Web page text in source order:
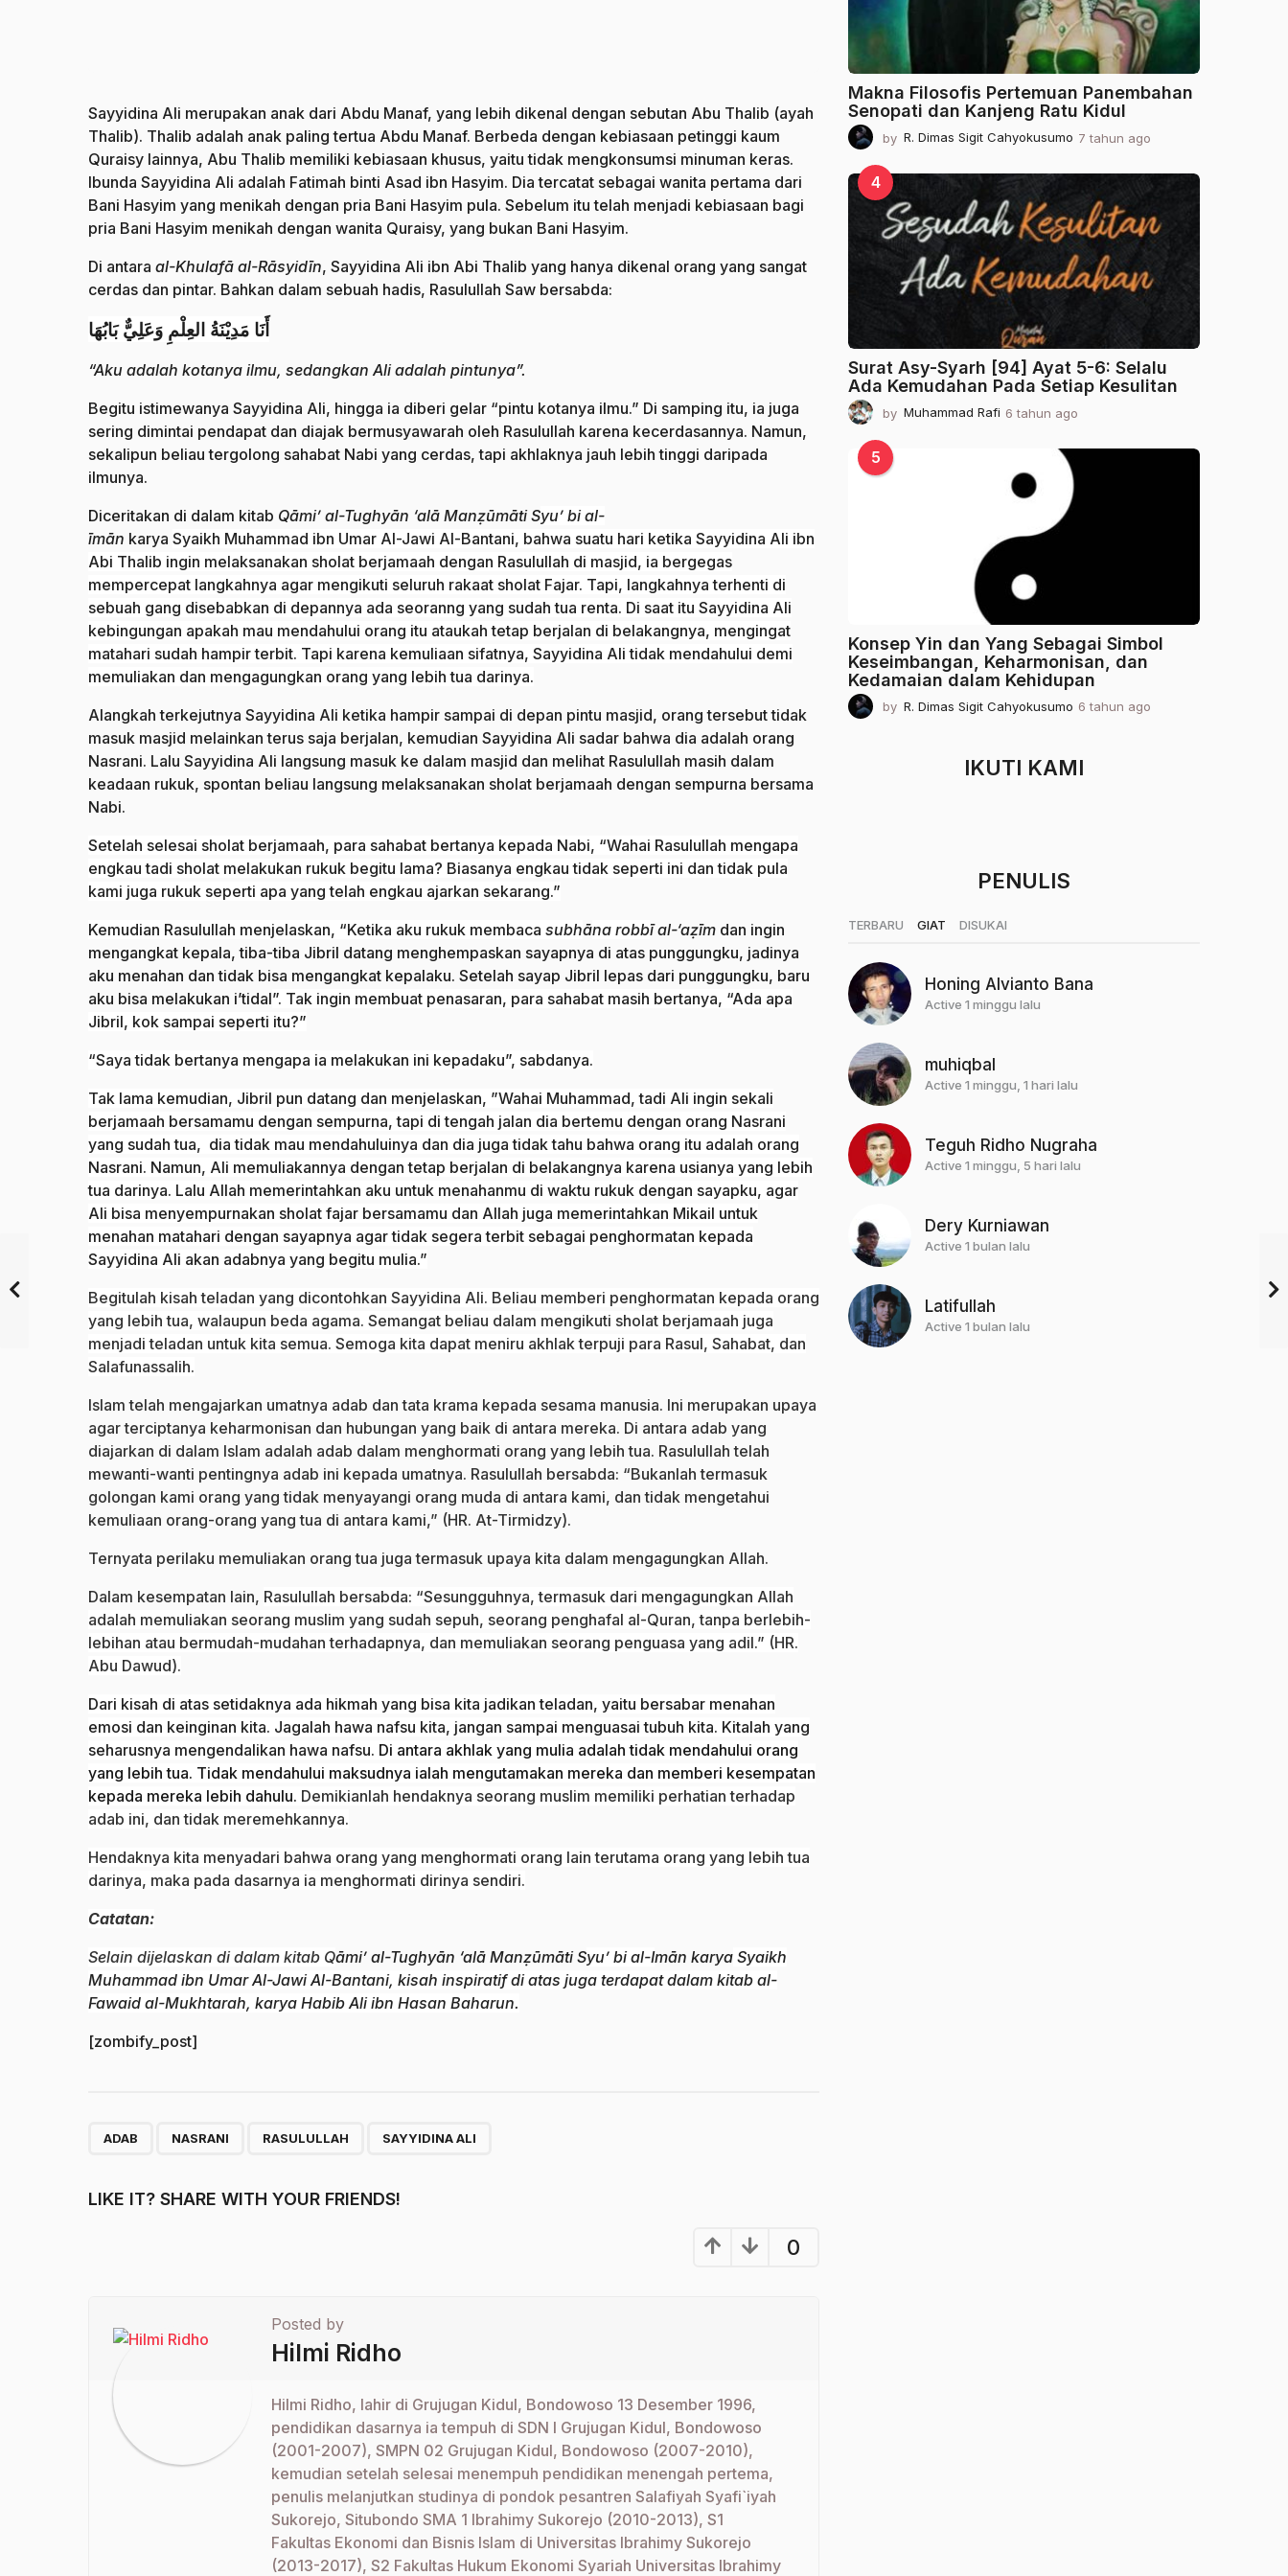
Sayyidina Ali merupakan anak dari Abdu Manaf, yang lebih dikenal dengan sebutan Abu Thalib (ayah
Thalib). Thalib adalah anak paling tertua Abdu Manaf. Berbeda dengan kebiasaan petinggi kaum
Quraisy lainnya, Abu Thalib memiliki kebiasaan khusus, yaitu tidak mengkonsumsi minuman keras.
Ibunda Sayyidina Ali adalah Fatimah binti Asad ibn Hasyim. Dia tercatat sebagai wanita pertama dari
Bani Hasyim yang menikah dengan pria Bani Hasyim pula. Sebelum itu telah menjadi kebiasaan bagi
pria Bani Hasyim menikah dengan wanita Quraisy, yang bukan Bani Hasyim.
Di antara al-Khulafā al-Rāsyidīn, Sayyidina Ali ibn Abi Thalib yang hanya dikenal orang yang sangat
cerdas dan pintar. Bahkan dalam sebuah hadis, Rasulullah Saw bersabda:
أَنَا مَدِيْنَةُ العِلْمِ وَعَلِيٌّ بَابُهَا
“Aku adalah kotanya ilmu, sedangkan Ali adalah pintunya”.
Begitu istimewanya Sayyidina Ali, hingga ia diberi gelar “pintu kotanya ilmu.” Di samping itu, ia juga
sering dimintai pendapat dan diajak bermusyawarah oleh Rasulullah karena kecerdasannya. Namun,
sekalipun beliau tergolong sahabat Nabi yang cerdas, tapi akhlaknya jauh lebih tinggi daripada
ilmunya.
Diceritakan di dalam kitab Qāmi’ al-Tughyān ‘alā Manẓūmāti Syu’ bi al-
īmān karya Syaikh Muhammad ibn Umar Al-Jawi Al-Bantani, bahwa suatu hari ketika Sayyidina Ali ibn
Abi Thalib ingin melaksanakan sholat berjamaah dengan Rasulullah di masjid, ia bergegas
mempercepat langkahnya agar mengikuti seluruh rakaat sholat Fajar. Tapi, langkahnya terhenti di
sebuah gang disebabkan di depannya ada seoranng yang sudah tua renta. Di saat itu Sayyidina Ali
kebingungan apakah mau mendahului orang itu ataukah tetap berjalan di belakangnya, mengingat
matahari sudah hampir terbit. Tapi karena kemuliaan sifatnya, Sayyidina Ali tidak mendahului demi
memuliakan dan mengagungkan orang yang lebih tua darinya.
Alangkah terkejutnya Sayyidina Ali ketika hampir sampai di depan pintu masjid, orang tersebut tidak
masuk masjid melainkan terus saja berjalan, kemudian Sayyidina Ali sadar bahwa dia adalah orang
Nasrani. Lalu Sayyidina Ali langsung masuk ke dalam masjid dan melihat Rasulullah masih dalam
keadaan rukuk, spontan beliau langsung melaksanakan sholat berjamaah dengan sempurna bersama
Nabi.
Setelah selesai sholat berjamaah, para sahabat bertanya kepada Nabi, “Wahai Rasulullah mengapa
engkau tadi sholat melakukan rukuk begitu lama? Biasanya engkau tidak seperti ini dan tidak pula
kami juga rukuk seperti apa yang telah engkau ajarkan sekarang.”
Kemudian Rasulullah menjelaskan, “Ketika aku rukuk membaca subhāna robbī al-‘aẓīm dan ingin
mengangkat kepala, tiba-tiba Jibril datang menghempaskan sayapnya di atas punggungku, jadinya
aku menahan dan tidak bisa mengangkat kepalaku. Setelah sayap Jibril lepas dari punggungku, baru
aku bisa melakukan i’tidal”. Tak ingin membuat penasaran, para sahabat masih bertanya, “Ada apa
Jibril, kok sampai seperti itu?”
“Saya tidak bertanya mengapa ia melakukan ini kepadaku”, sabdanya.
Tak lama kemudian, Jibril pun datang dan menjelaskan, ”Wahai Muhammad, tadi Ali ingin sekali
berjamaah bersamamu dengan sempurna, tapi di tengah jalan dia bertemu dengan orang Nasrani
yang sudah tua, dia tidak mau mendahuluinya dan dia juga tidak tahu bahwa orang itu adalah orang
Nasrani. Namun, Ali memuliakannya dengan tetap berjalan di belakangnya karena usianya yang lebih
tua darinya. Lalu Allah memerintahkan aku untuk menahanmu di waktu rukuk dengan sayapku, agar
Ali bisa menyempurnakan sholat fajar bersamamu dan Allah juga memerintahkan Mikail untuk
menahan matahari dengan sayapnya agar tidak segera terbit sebagai penghormatan kepada
Sayyidina Ali akan adabnya yang begitu mulia.”
Begitulah kisah teladan yang dicontohkan Sayyidina Ali. Beliau memberi penghormatan kepada orang
yang lebih tua, walaupun beda agama. Semangat beliau dalam mengikuti sholat berjamaah juga
menjadi teladan untuk kita semua. Semoga kita dapat meniru akhlak terpuji para Rasul, Sahabat, dan
Salafunassalih.
Islam telah mengajarkan umatnya adab dan tata krama kepada sesama manusia. Ini merupakan upaya
agar terciptanya keharmonisan dan hubungan yang baik di antara mereka. Di antara adab yang
diajarkan di dalam Islam adalah adab dalam menghormati orang yang lebih tua. Rasulullah telah
mewanti-wanti pentingnya adab ini kepada umatnya. Rasulullah bersabda: “Bukanlah termasuk
golongan kami orang yang tidak menyayangi orang muda di antara kami, dan tidak mengetahui
kemuliaan orang-orang yang tua di antara kami,” (HR. At-Tirmidzy).
Ternyata perilaku memuliakan orang tua juga termasuk upaya kita dalam mengagungkan Allah.
Dalam kesempatan lain, Rasulullah bersabda: “Sesungguhnya, termasuk dari mengagungkan Allah
adalah memuliakan seorang muslim yang sudah sepuh, seorang penghafal al-Quran, tanpa berlebih-
lebihan atau bermudah-mudahan terhadapnya, dan memuliakan seorang penguasa yang adil.” (HR.
Abu Dawud).
Dari kisah di atas setidaknya ada hikmah yang bisa kita jadikan teladan, yaitu bersabar menahan
emosi dan keinginan kita. Jagalah hawa nafsu kita, jangan sampai menguasai tubuh kita. Kitalah yang
seharusnya mengendalikan hawa nafsu. Di antara akhlak yang mulia adalah tidak mendahului orang
yang lebih tua. Tidak mendahului maksudnya ialah mengutamakan mereka dan memberi kesempatan
kepada mereka lebih dahulu. Demikianlah hendaknya seorang muslim memiliki perhatian terhadap
adab ini, dan tidak meremehkannya.
Hendaknya kita menyadari bahwa orang yang menghormati orang lain terutama orang yang lebih tua
darinya, maka pada dasarnya ia menghormati dirinya sendiri.
Catatan:
Selain dijelaskan di dalam kitab Qāmi’ al-Tughyān ‘alā Manẓūmāti Syu’ bi al-Imān karya Syaikh
Muhammad ibn Umar Al-Jawi Al-Bantani, kisah inspiratif di atas juga terdapat dalam kitab al-
Fawaid al-Mukhtarah, karya Habib Ali ibn Hasan Baharun.
[zombify_post]
ADAB NASRANI RASULULLAH SAYYIDINA ALI
LIKE IT? SHARE WITH YOUR FRIENDS!
0
Posted by
Hilmi Ridho
Hilmi Ridho, lahir di Grujugan Kidul, Bondowoso 13 Desember 1996,
pendidikan dasarnya ia tempuh di SDN I Grujugan Kidul, Bondowoso
(2001-2007), SMPN 02 Grujugan Kidul, Bondowoso (2007-2010),
kemudian setelah selesai menempuh pendidikan menengah pertema,
penulis melanjutkan studinya di pondok pesantren Salafiyah Syafi`iyah
Sukorejo, Situbondo SMA 1 Ibrahimy Sukorejo (2010-2013), S1
Fakultas Ekonomi dan Bisnis Islam di Universitas Ibrahimy Sukorejo
(2013-2017), S2 Fakultas Hukum Ekonomi Syariah Universitas Ibrahimy
Makna Filosofis Pertemuan Panembahan
Senopati dan Kanjeng Ratu Kidul
by R. Dimas Sigit Cahyokusumo 7 tahun ago
a
h
n
a
o
4
Surat Asy-Syarh [94] Ayat 5-6: Selalu
Ada Kemudahan Pada Setiap Kesulitan
by Muhammad Rafi 6 tahun ago
a
5
Konsep Yin dan Yang Sebagai Simbol
Keseimbangan, Keharmonisan, dan
Kedamaian dalam Kehidupan
by R. Dimas Sigit Cahyokusumo 6 tahun ago
IKUTI KAMI
PENULIS
TERBARU GIAT DISUKAI
Honing Alvianto Bana
Active 1 minggu lalu
muhiqbal
Active 1 minggu, 1 hari lalu
Teguh Ridho Nugraha
Active 1 minggu, 5 hari lalu
Dery Kurniawan
Active 1 bulan lalu
Latifullah
Active 1 bulan lalu